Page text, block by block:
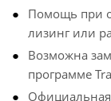
Помощь при
лизинг или
Возможна
программе
Официальная